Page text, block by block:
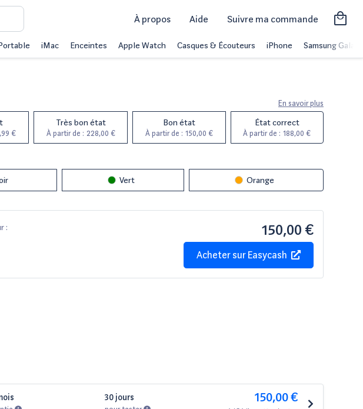
À propos Aide Suivre ma commande
iMac Enceintes Apple Watch Casques & Écouteurs iPhone Samsung Galaxy
En savoir plus
€
Très bon état
À partir de : 228,00 €
Bon état
À partir de : 150,00 €
État correct
À partir de : 188,00 €
Vert Orange
: 150,00 €
Acheter sur Easycash
30 jours 150,00 €